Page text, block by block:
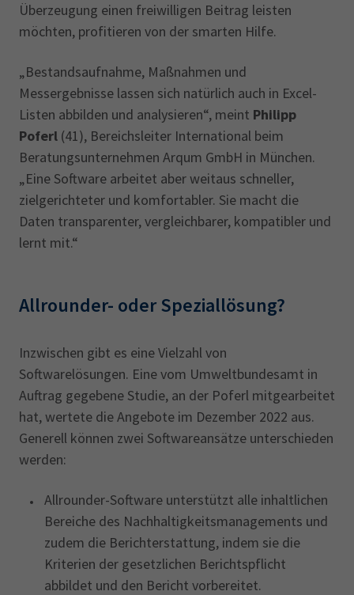
Überzeugung einen freiwilligen Beitrag leisten
möchten, profitieren von der smarten Hilfe.
„Bestandsaufnahme, Maßnahmen und
Messergebnisse lassen sich natürlich auch in Excel-
Listen abbilden und analysieren“, meint Philipp
Poferl (41), Bereichsleiter International beim
Beratungsunternehmen Arqum GmbH in München.
„Eine Software arbeitet aber weitaus schneller,
zielgerichteter und komfortabler. Sie macht die
Daten transparenter, vergleichbarer, kompatibler und
lernt mit.“
Allrounder- oder Speziallösung?
Inzwischen gibt es eine Vielzahl von
Softwarelösungen. Eine vom Umweltbundesamt in
Auftrag gegebene Studie, an der Poferl mitgearbeitet
hat, wertete die Angebote im Dezember 2022 aus.
Generell können zwei Softwareansätze unterschieden
werden:
Allrounder-Software unterstützt alle inhaltlichen
Bereiche des Nachhaltigkeitsmanagements und
zudem die Berichterstattung, indem sie die
Kriterien der gesetzlichen Berichtspflicht
abbildet und den Bericht vorbereitet.